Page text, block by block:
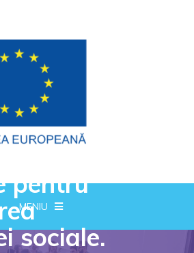
MENIU
pentru
sociale.